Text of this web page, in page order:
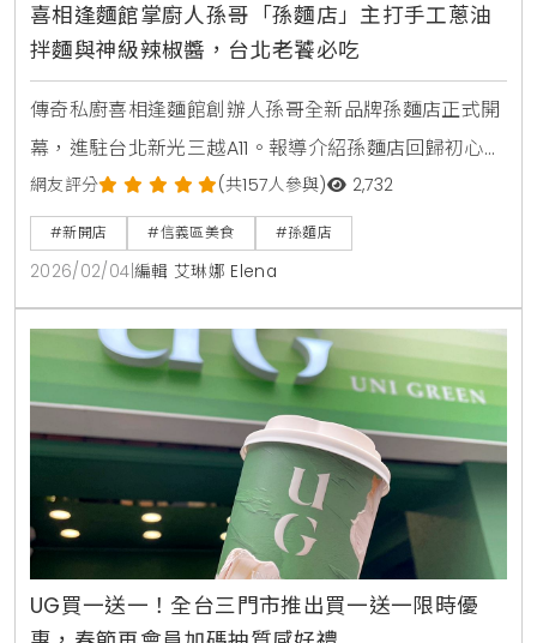
喜相逢麵館掌廚人孫哥「孫麵店」主打手工蔥油
拌麵與神級辣椒醬，台北老饕必吃
傳奇私廚喜相逢麵館創辦人孫哥全新品牌孫麵店正式開
幕，進駐台北新光三越A11。報導介紹孫麵店回歸初心的
品牌理念，主打極致工法的手工蔥油拌麵、炸醬麵及多
款招牌小菜，並推出神級孫辣椒醬伴手禮，為信義區帶
來深具職人底蘊的生活美食選擇。
網友評分 (共157人參與) 2,732
#新開店 #信義區美食 #孫麵店
2026/02/04 編輯 艾琳娜 Elena
UG買一送一！全台三門市推出買一送一限時優